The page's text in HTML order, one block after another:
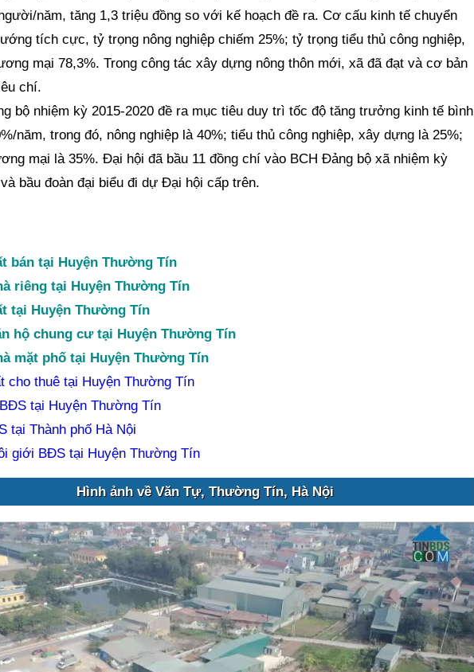
năm, tăng 1,3 triệu đồng so với kế hoạch đề ra. Cơ cấu kinh tế chuyển
tích cực, tỷ trọng nông nghiệp chiếm 25%; tỷ trọng tiểu thủ công nghiệp,
mại 78,3%. Trong công tác xây dựng nông thôn mới, xã đã đạt và cơ bản
chí.
bộ nhiệm kỳ 2015-2020 đề ra mục tiêu duy trì tốc độ tăng trưởng kinh tế bình
năm, trong đó, nông nghiệp là 40%; tiểu thủ công nghiệp, xây dựng là 25%;
mại là 35%. Đại hội đã bầu 11 đồng chí vào BCH Đảng bộ xã nhiệm kỳ
bầu đoàn đại biểu đi dự Đại hội cấp trên.
bán tại Huyện Thường Tín
riêng tại Huyện Thường Tín
tại Huyện Thường Tín
hộ chung cư tại Huyện Thường Tín
mặt phố tại Huyện Thường Tín
cho thuê tại Huyện Thường Tín
tại Huyện Thường Tín
tại Thành phố Hà Nội
giới BĐS tại Huyện Thường Tín
Hình ảnh về Văn Tự, Thường Tín, Hà Nội